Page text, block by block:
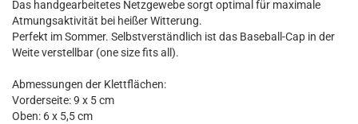
Das handgearbeitetes Netzgewebe sorgt optimal für maximale
Atmungsaktivität bei heißer Witterung.
Perfekt im Sommer. Selbstverständlich ist das Baseball-Cap in der
Weite verstellbar (one size fits all).
Abmessungen der Klettflächen:
Vorderseite: 9 x 5 cm
Oben: 6 x 5,5 cm